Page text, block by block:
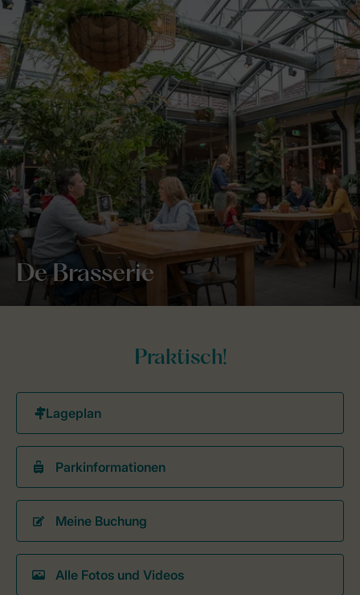
De Brasserie
Praktisch!
Parkinformationen
Meine Buchung
Alle Fotos und Videos